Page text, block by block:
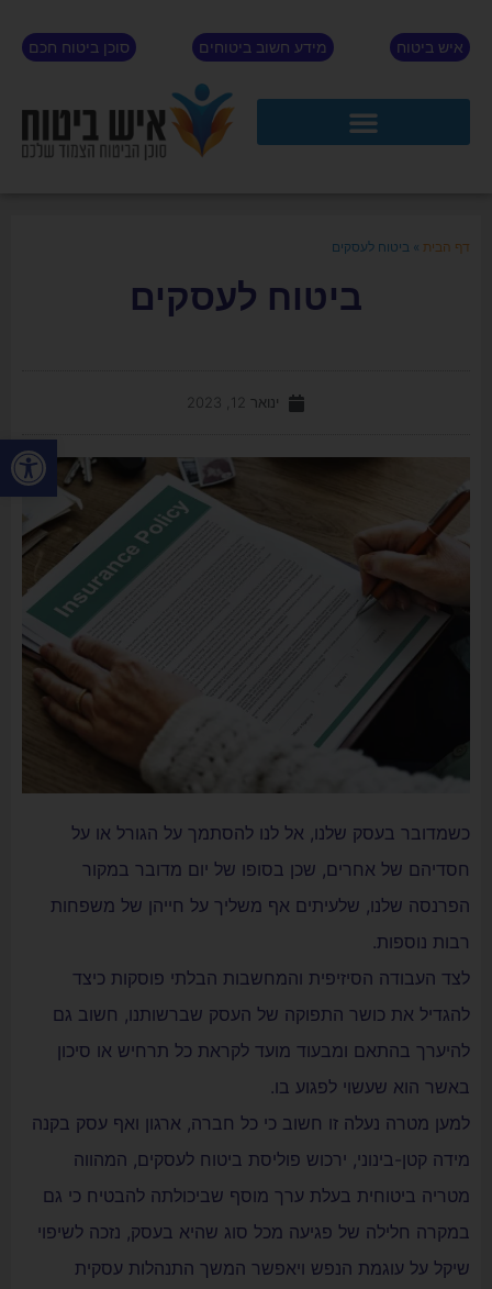
פתח
איש ביטוח מידע חשוב ביטוחים סוכן ביטוח חכם
דף הבית » ביטוח לעסקים
ביטוח לעסקים
ינואר 12, 2023
כשמדובר בעסק שלנו, אל לנו להסתמך על הגורל או על
חסדיהם של אחרים, שכן בסופו של יום מדובר במקור
הפרנסה שלנו, שלעיתים אף משליך על חייהן של משפחות
רבות נוספות.
לצד העבודה הסיזיפית והמחשבות הבלתי פוסקות כיצד
להגדיל את כושר התפוקה של העסק שברשותנו, חשוב גם
להיערך בהתאם ומבעוד מועד לקראת כל תרחיש או סיכון
באשר הוא שעשוי לפגוע בו.
למען מטרה נעלה זו חשוב כי כל חברה, ארגון ואף עסק בקנה
מידה קטן-בינוני, ירכוש פוליסת ביטוח לעסקים, המהווה
מטריה ביטוחית בעלת ערך מוסף שביכולתה להבטיח כי גם
במקרה חלילה של פגיעה מכל סוג שהיא בעסק, נזכה לשיפוי
שיקל על עוגמת הנפש ויאפשר המשך התנהלות עסקית